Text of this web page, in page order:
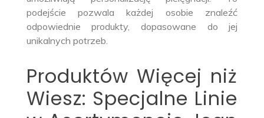
podejście pozwala każdej osobie znaleźć
odpowiednie produkty, dopasowane do jej
unikalnych potrzeb.
Produktów Więcej niż
Wiesz: Specjalne Linie